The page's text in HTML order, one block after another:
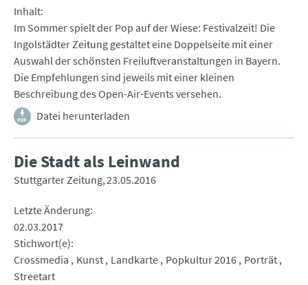
Inhalt
Im Sommer spielt der Pop auf der Wiese: Festivalzeit! Die
Ingolstädter Zeitung gestaltet eine Doppelseite mit einer
Auswahl der schönsten Freiluftveranstaltungen in Bayern.
Die Empfehlungen sind jeweils mit einer kleinen
Beschreibung des Open-Air-Events versehen.
Datei herunterladen
Die Stadt als Leinwand
Stuttgarter Zeitung 23.05.2016
Letzte Änderung
02.03.2017
Stichwort(e)
Crossmedia
Kunst Landkarte Popkultur 2016 Porträt
Streetart